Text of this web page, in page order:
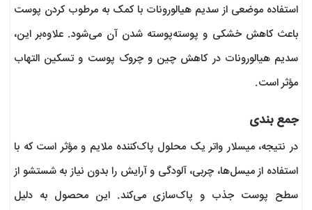
استفاده موضعی از سدیم هیالورونات با کمک به مرطوب کردن پوست
باعث کاهش خشکی و پوسته‌پوسته شدن آن می‌شود. علاوه‌بر این،
سدیم هیالورونات در کاهش چین و چروک پوست و تسکین التهاب
مؤثر است.
جمع بندی
در نتیجه، میسلار واتر یک محلول پاک‌کننده ملایم و مؤثر است که با
استفاده از میسل‌ها، چربی، آلودگی و آرایش را بدون نیاز به شستشو از
سطح پوست جذب و پاک‌سازی می‌کند. این محصول به دلیل